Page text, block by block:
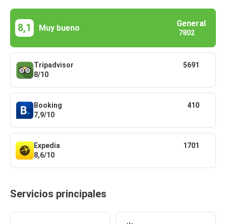
8,1 Muy bueno General
7802
Tripadvisor
8/10
5691
Booking
7,9/10
410
Expedia
8,6/10
1701
Servicios principales